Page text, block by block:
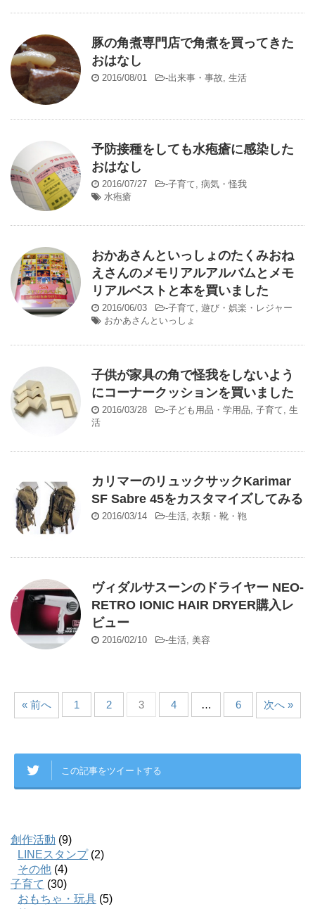
豚の角煮専門店で角煮を買ってきた
おはなし
2016/08/01 -出来事・事故, 生活
予防接種をしても水疱瘡に感染した
おはなし
2016/07/27 -子育て, 病気・怪我
水疱瘡
おかあさんといっしょのたくみおね
えさんのメモリアルアルバムとメモ
リアルベストと本を買いました
2016/06/03 -子育て, 遊び・娯楽・レジャー
おかあさんといっしょ
子供が家具の角で怪我をしないよう
にコーナークッションを買いました
2016/03/28 -子ども用品・学用品, 子育て, 生
活
カリマーのリュックサックKarimar
SF Sabre 45をカスタマイズしてみる
2016/03/14 -生活, 衣類・靴・鞄
ヴィダルサスーンのドライヤー NEO-
RETRO IONIC HAIR DRYER購入レ
ビュー
2016/02/10 -生活, 美容
« 前へ 1 2 3 4 … 6 次へ »
この記事をツイートする
創作活動 (9)
LINEスタンプ(2)
その他 (4)
子育て (30)
おもちゃ・玩具 (5)